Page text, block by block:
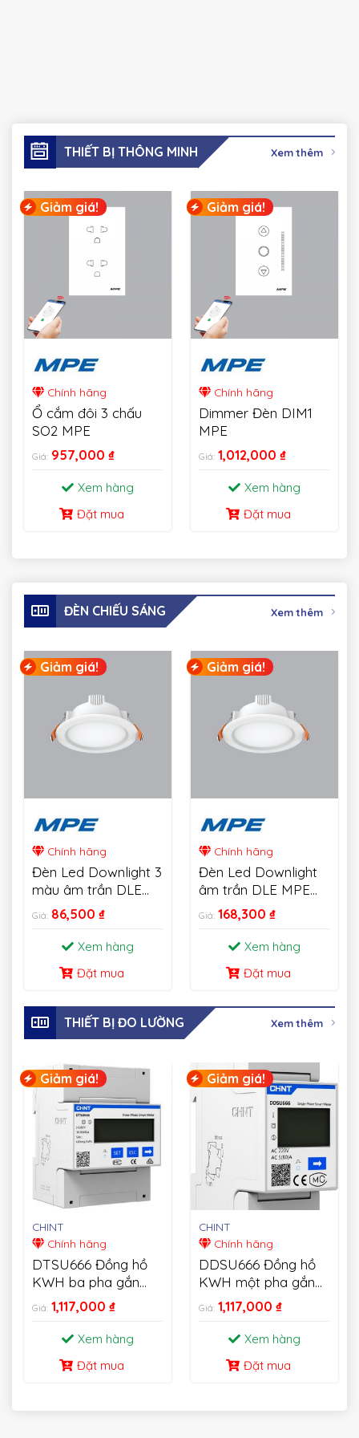
THIẾT BỊ THÔNG MINH Xem thêm
Giảm giá!
Chính hãng
Ổ cắm đôi 3 chấu
SO2 MPE
Giá: 957,000 ₫
Xem hàng
Đặt mua
Giảm giá!
Chính hãng
Dimmer Đèn DIM1
MPE
Giá: 1,012,000 ₫
Xem hàng
Đặt mua
ĐÈN CHIẾU SÁNG Xem thêm
Giảm giá!
Chính hãng
Đèn Led Downlight 3
màu âm trần DLE
MPE 6W-18W
Giá: 86,500 ₫
Xem hàng
Đặt mua
Giảm giá!
Chính hãng
Đèn Led Downlight
âm trần DLE MPE
18W
Giá: 168,300 ₫
Xem hàng
Đặt mua
THIẾT BỊ ĐO LƯỜNG Xem thêm
Giảm giá!
CHINT
Chính hãng
DTSU666 Đồng hồ
KWH ba pha gắn
trên thanh Din
Giá: 1,117,000 ₫
Xem hàng
Đặt mua
Giảm giá!
CHINT
Chính hãng
DDSU666 Đồng hồ
KWH một pha gắn
trên thanh Din
Giá: 1,117,000 ₫
Xem hàng
Đặt mua